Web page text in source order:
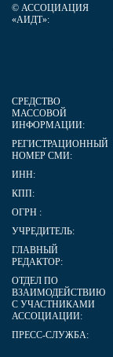
© АССОЦИАЦИЯ
«АИДТ»:
СРЕДСТВО
МАССОВОЙ
ИНФОРМАЦИИ:
РЕГИСТРАЦИОННЫЙ
НОМЕР СМИ:
ИНН:
КПП:
ОГРН :
УЧРЕДИТЕЛЬ:
ГЛАВНЫЙ
РЕДАКТОР:
ОТДЕЛ ПО
ВЗАИМОДЕЙСТВИЮ
С УЧАСТНИКАМИ
АССОЦИАЦИИ:
ПРЕСС-СЛУЖБА: